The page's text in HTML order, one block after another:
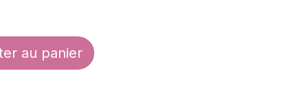
au panier